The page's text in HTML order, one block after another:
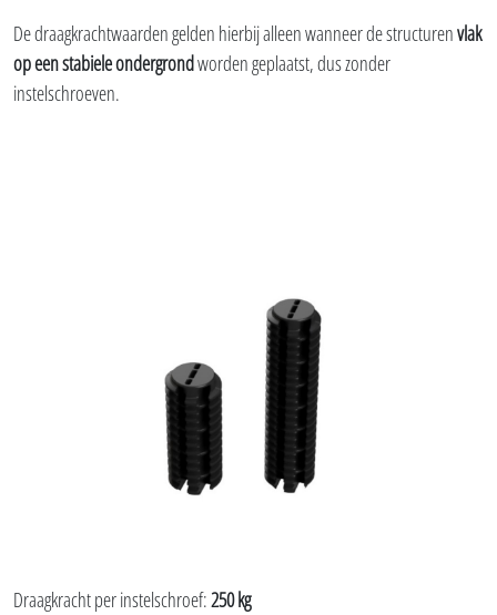
De draagkrachtwaarden gelden hierbij alleen wanneer de structurenvlak
op een stabiele ondergrondworden geplaatst, dus zonder
instelschroeven.
Draagkracht per instelschroef:250 kg